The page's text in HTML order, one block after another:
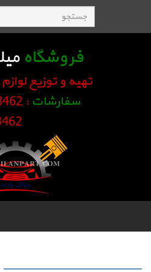
فروشگاه
تهیه و توزیع
سفارشات : 09384443462